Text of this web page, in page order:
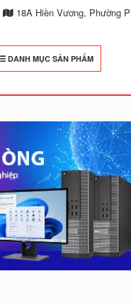
18A Hiền Vương, Phường
DANH MỤC SẢN PHẨM